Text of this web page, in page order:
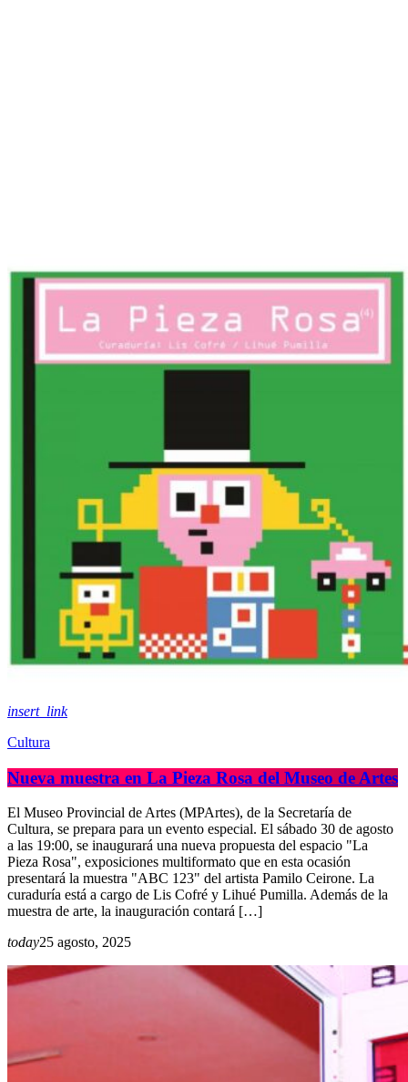
insert_link
Cultura
Nueva muestra en La Pieza Rosa del Museo de Artes
El Museo Provincial de Artes (MPArtes), de la Secretaría de
Cultura, se prepara para un evento especial. El sábado 30 de agosto
a las 19:00, se inaugurará una nueva propuesta del espacio "La
Pieza Rosa", exposiciones multiformato que en esta ocasión
presentará la muestra "ABC 123" del artista Pamilo Ceirone. La
curaduría está a cargo de Lis Cofré y Lihué Pumilla. Además de la
muestra de arte, la inauguración contará […]
today25 agosto, 2025